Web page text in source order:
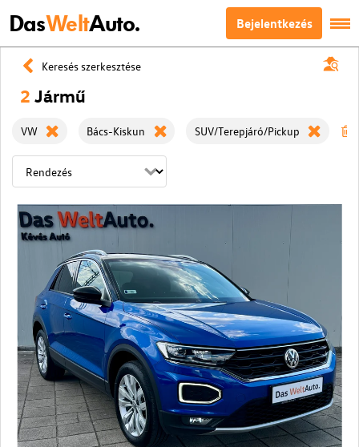
DasWeltAuto. Bejelentkezés
Keresés szerkesztése
2 Jármű
VW Bács-Kiskun SUV/Terepjáró/Pickup